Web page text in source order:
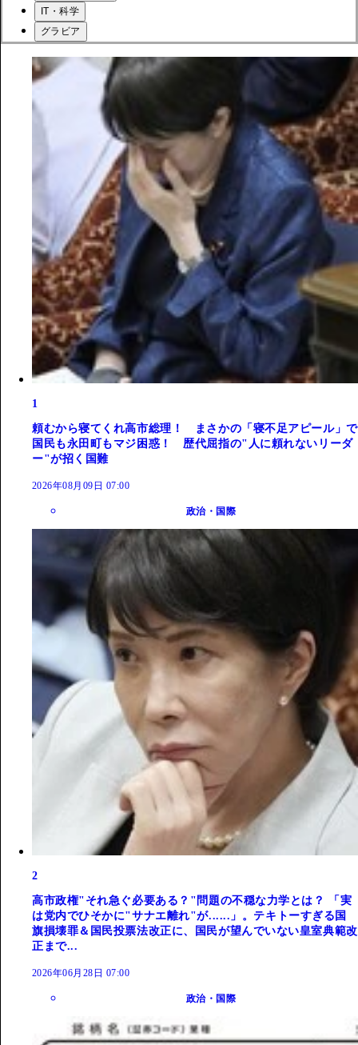
IT・科学
グラビア
1
頼むから寝てくれ高市総理！ まさかの「寝不足アピール」で
国民も永田町もマジ困惑！ 歴代屈指の"人に頼れないリーダ
ー"が招く国難
2026年08月09日 07:00
政治・国際
2
高市政権"それ急ぐ必要ある？"問題の不穏な力学とは？ 「実
は党内でひそかに"サナエ離れ"が......」。テキトーすぎる国
旗損壊罪＆国民投票法改正に、国民が望んでいない皇室典範改
正まで...
2026年06月28日 07:00
政治・国際